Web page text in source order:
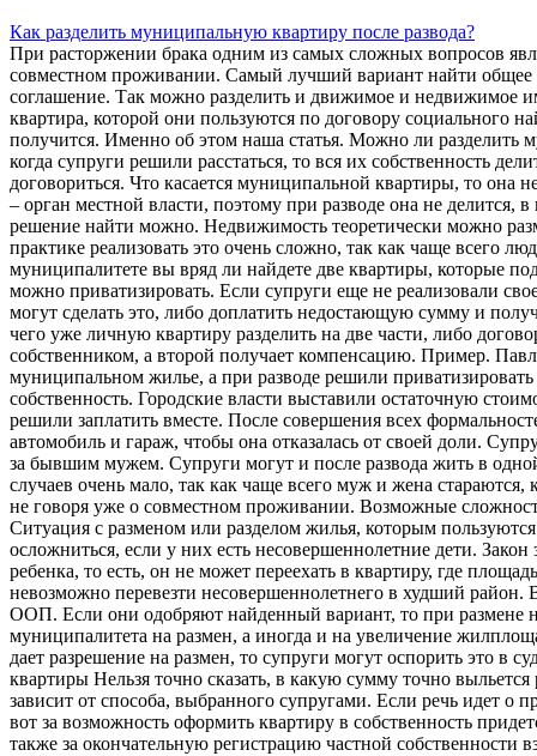
Как разделить муниципальную квартиру после развода?
При расторжении брака одним из самых сложных вопросов
совместном проживании. Самый лучший вариант найти общее
соглашение. Так можно разделить и движимое и недвижимое
квартира, которой они пользуются по договору социального
получится. Именно об этом наша статья. Можно ли разделить
когда супруги решили расстаться, то вся их собственность
договориться. Что касается муниципальной квартиры, то она
– орган местной власти, поэтому при разводе она не
решение найти можно. Недвижимость теоретически можно
практике реализовать это очень сложно, так как чаще всего
муниципалитете вы вряд ли найдете две квартиры, которые
можно приватизировать. Если супруги еще не реализовали
могут сделать это, либо доплатить недостающую сумму и
чего уже личную квартиру разделить на две части, либо
собственником, а второй получает компенсацию. Пример.
муниципальном жилье, а при разводе решили
собственность. Городские власти выставили остаточную
решили заплатить вместе. После совершения всех
автомобиль и гараж, чтобы она отказалась от своей доли.
за бывшим мужем. Супруги могут и после развода жить в
случаев очень мало, так как чаще всего муж и жена стараются,
не говоря уже о совместном проживании. Возможные
Ситуация с разменом или разделом жилья, которым
осложниться, если у них есть несовершеннолетние дети.
ребенка, то есть, он не может переехать в квартиру, где
невозможно перевезти несовершеннолетнего в худший район.
ООП. Если они одобряют найденный вариант, то при размене
муниципалитета на размен, а иногда и на увеличение
дает разрешение на размен, то супруги могут оспорить это в
квартиры Нельзя точно сказать, в какую сумму точно
зависит от способа, выбранного супругами. Если речь идет о
вот за возможность оформить квартиру в собственность
также за окончательную регистрацию частной собственности